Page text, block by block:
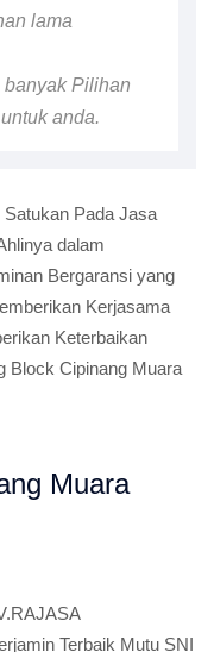
lama
banyak Pilihan
anda.
Pada Jasa
dalam
Bergaransi yang
Kerjasama
Keterbaikan
Block Cipinang Muara
Muara
Terbaik Mutu SNI